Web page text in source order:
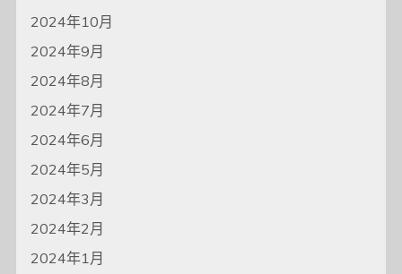
2024年10月
2024年9月
2024年8月
2024年7月
2024年6月
2024年5月
2024年3月
2024年2月
2024年1月